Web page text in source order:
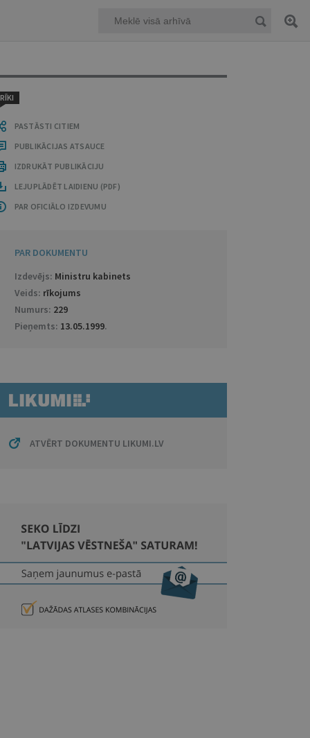
RĪKI
PASTĀSTI CITIEM
PUBLIKĀCIJAS ATSAUCE
IZDRUKĀT PUBLIKĀCIJU
LEJUPLĀDĒT LAIDIENU (PDF)
PAR OFICIĀLO IZDEVUMU
PAR DOKUMENTU
Izdevējs: Ministru kabinets
Veids: rīkojums
Numurs: 229
Pieņemts: 13.05.1999.
ATVĒRT DOKUMENTU LIKUMI.LV